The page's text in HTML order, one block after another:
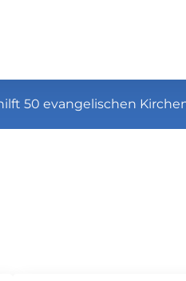
50 evangelischen